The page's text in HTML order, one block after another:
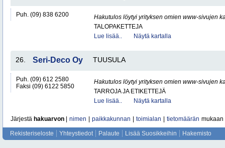
Puh. (09) 838 6200
Hakutulos löytyi yrityksen omien www-sivujen
TALOPAKETTEJA
Lue lisää..
Näytä kartalla
26. Seri-Deco Oy TUUSULA
Puh. (09) 612 2580
Faksi (09) 6122 5850
Hakutulos löytyi yrityksen omien www-sivujen
TARROJA JA ETIKETTEJÄ
Lue lisää..
Näytä kartalla
Järjestä hakuarvon nimen paikkakunnan toimialan tietomäärän mukaan
Rekisteriseloste Yhteystiedot Palaute Lisää Suosikkeihin Hakemisto